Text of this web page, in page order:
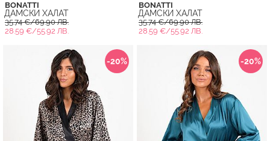
BONATTI
ДАМСКИ ХАЛАТ
35.74 €/69.90 ЛВ.
28.59 €/55.92 ЛВ.
BONATTI
ДАМСКИ ХАЛАТ
35.74 €/69.90 ЛВ.
28.59 €/55.92 ЛВ.
-20% -20%